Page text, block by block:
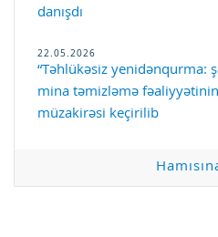
danışdı
22.05.2026
“Təhlükəsiz yenidənqurma:
mina təmizləmə fəaliyyətinin
müzakirəsi keçirilib